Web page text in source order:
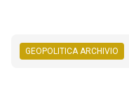
GEOPOLITICA ARCHIVIO